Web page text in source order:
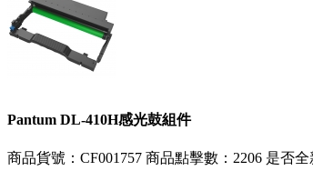
Pantum DL-410H感光鼓組件
商品貨號：CF001757 商品點擊數：2206 是否全